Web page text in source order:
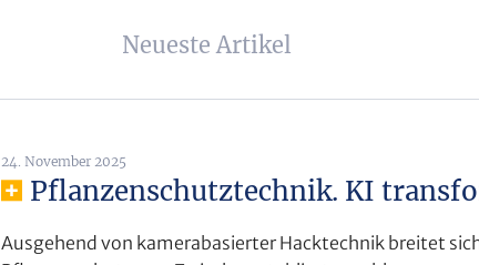
Neueste Artikel
24. November 2025
Pflanzenschutztechnik. KI
Ausgehend von kamerabasierter Hacktechnik breitet